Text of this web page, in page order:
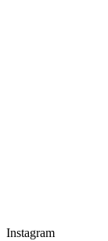
Instagram